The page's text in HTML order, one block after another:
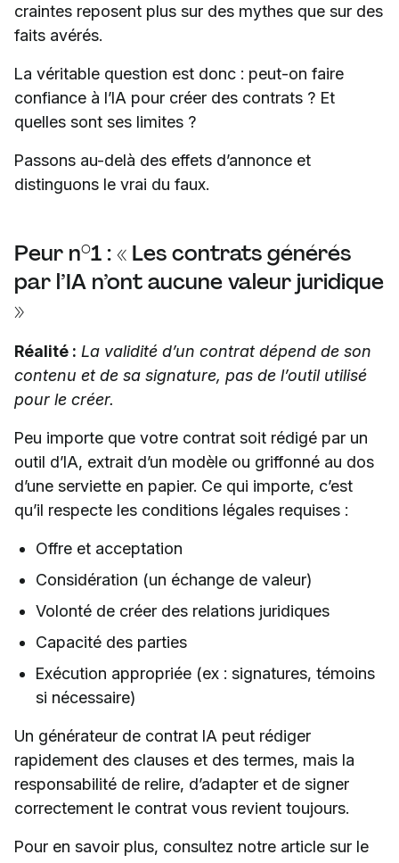
craintes reposent plus sur des mythes que sur des
faits avérés.
La véritable question est donc : peut-on faire
confiance à l’IA pour créer des contrats ? Et
quelles sont ses limites ?
Passons au-delà des effets d’annonce et
distinguons le vrai du faux.
Peur n°1 : « Les contrats générés
par l’IA n’ont aucune valeur juridique
»
Réalité : La validité d’un contrat dépend de son
contenu et de sa signature, pas de l’outil utilisé
pour le créer.
Peu importe que votre contrat soit rédigé par un
outil d’IA, extrait d’un modèle ou griffonné au dos
d’une serviette en papier. Ce qui importe, c’est
qu’il respecte les conditions légales requises :
Offre et acceptation
Considération (un échange de valeur)
Volonté de créer des relations juridiques
Capacité des parties
Exécution appropriée (ex : signatures, témoins
si nécessaire)
Un générateur de contrat IA peut rédiger
rapidement des clauses et des termes, mais la
responsabilité de relire, d’adapter et de signer
correctement le contrat vous revient toujours.
Pour en savoir plus, consultez notre article sur le